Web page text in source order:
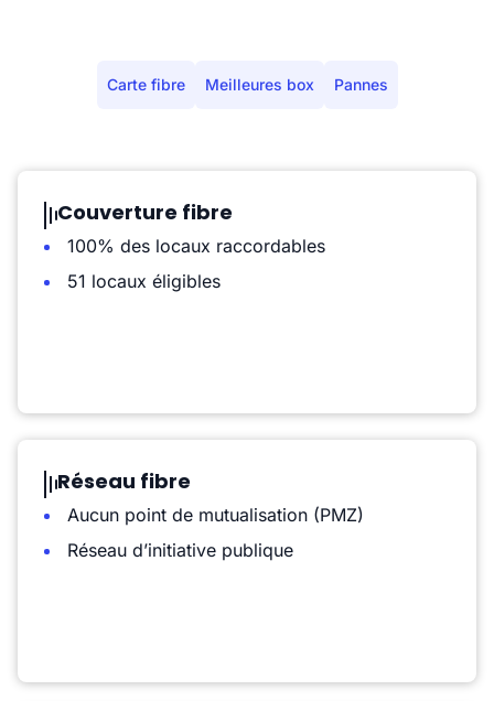
Carte fibre Meilleures box Pannes
Couverture fibre
100% des locaux raccordables
51 locaux éligibles
Réseau fibre
Aucun point de mutualisation (PMZ)
Réseau d’initiative publique